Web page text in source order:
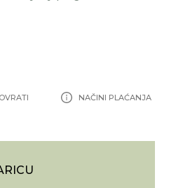
NAČINI PLAĆANJA